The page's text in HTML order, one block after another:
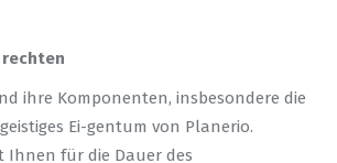
rechten
ihre Komponenten, insbesondere die
Ei-gentum von Planerio.
Ihnen für die Dauer des